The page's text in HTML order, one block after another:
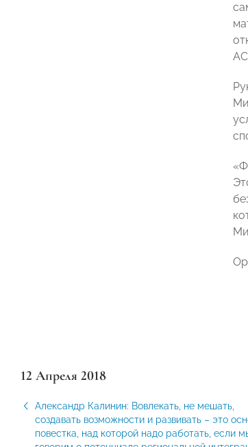
12 Апреля 2018
Александр Калинин: Вовлекать, не мешать,
создавать возможности и развивать – это
повестка, над которой надо работать, если